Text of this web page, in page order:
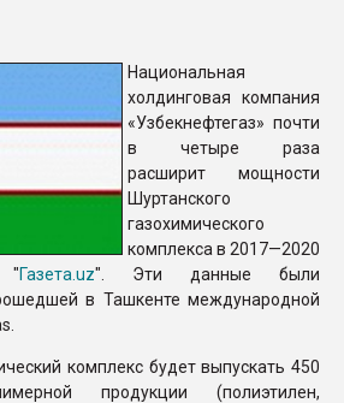
ПЕРЕЙТИ НА
Национальная
холдинговая компания
«Узбекнефтегаз» почти
в четыре раза
расширит мощности
Шуртанского
газохимического
комплекса в 2017—2020
"Газета.uz". Эти данные были
в Ташкенте международной
комплекс будет выпускать 450
продукции (полиэтилен,